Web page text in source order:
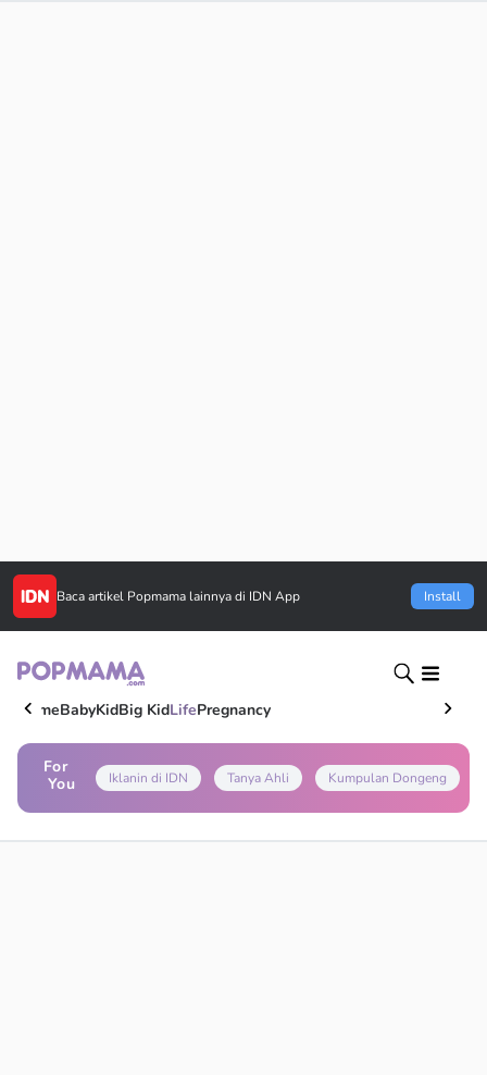
Baca artikel Popmama lainnya di IDN App Install
HomeBabyKidBig KidLifePregnancy
For
You
Iklanin di IDN Tanya Ahli Kumpulan Dongeng